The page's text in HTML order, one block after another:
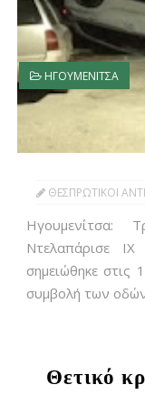
ΗΓΟΥΜΕΝΙΤΣΑ
ΘΕΣΠΡΩΤΙΚΟΙ
Ηγουμενίτσα:
Ντελαπάρισε
σημειώθηκε
συμβολή των
Θετικό